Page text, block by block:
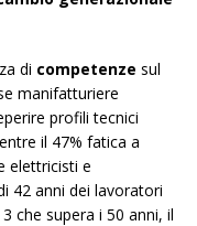
di competenze sul
manifatturiere
profili tecnici
il 47% fatica a
elettricisti e
42 anni dei lavoratori
che supera i 50 anni, il